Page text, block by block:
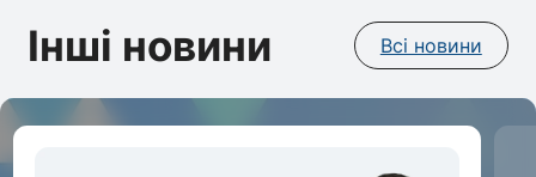
Інші новини Всі новини